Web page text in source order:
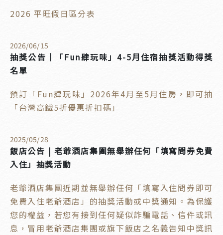
2026 平旺假日區分表
2026/06/15
抽獎公告｜「Fun肆玩味」4-5月住宿抽獎活動得獎
名單
預訂「Fun肆玩味」2026年4月至5月住房，即可抽
「台灣高鐵5折優惠折扣碼」
2025/05/28
飯店公告 | 老爺酒店集團無舉辦任何「填寫問券免費
入住」抽獎活動
老爺酒店集團近期並無舉辦任何「填寫入住問券即可
免費入住老爺酒店」的抽獎活動或中獎通知。為保護
您的權益，若您有接到任何疑似詐騙電話、信件或訊
息，冒用老爺酒店集團或旗下飯店之名義告知中獎訊